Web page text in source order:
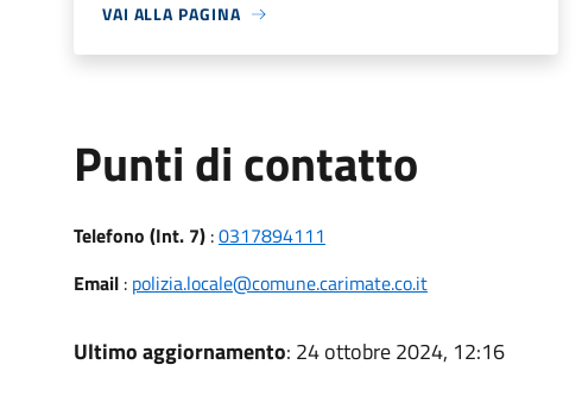
VAI ALLA PAGINA
Punti di contatto
Telefono (Int. 7):0317894111
Email: polizia.locale@comune.carimate.co.it
Ultimo aggiornamento: 24 ottobre 2024, 12:16